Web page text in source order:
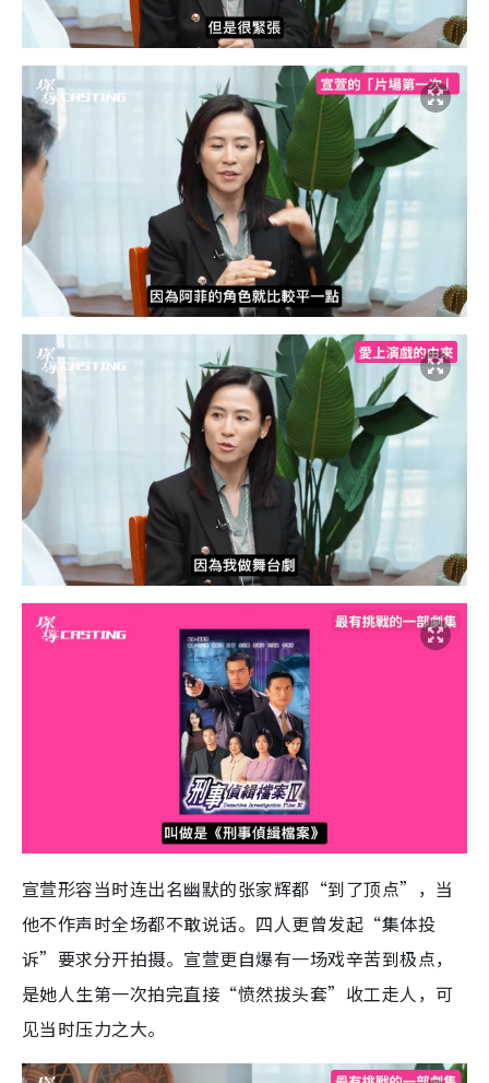
宣萱形容当时连出名幽默的张家辉都“到了顶点”，当
他不作声时全场都不敢说话。四人更曾发起“集体投
诉”要求分开拍摄。宣萱更自爆有一场戏辛苦到极点，
是她人生第一次拍完直接“愤然拔头套”收工走人，可
见当时压力之大。